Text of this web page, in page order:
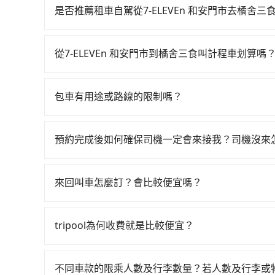
多有30班次高鐵可搭乘。假設從7-ELEVEn 和安
車，搭上小黃後約花54分鐘、車費2,000元後，抵
分鐘在轉乘與等車上，現在還不馬上來預約tripool！
是否推薦租車自駕從7-ELEVEn 和安門市去橘舍三
天就要來回，那在台北路邊可隨租隨借的iRent應
時40元路邊停車費用預估進去，但額外的汽車保
的車門仍未被修理，每一次租車都好像在開樂透
點仍有段距離，在遇到下雨天或者載行李時，就顯
從7-ELEVEn 和安門市到橘舍三食叫計程車划算嗎？
到車，也可考慮打電話至附近的計程車隊，如建
價格或服務品質上，tripool都是你從7-ELEVEn 和
包車有用途或路線的限制嗎？
清明掃墓、包車旅遊、參加喜宴/喪禮、就醫回診
出電子收據。
預約完成後如何確保司機一定會來接我？司機沒來
提供司機的姓名、電話、車牌、車型等資訊，如
來回叫車怎麼訂？會比較便宜嗎？
定。至於價格已經市場最優惠，並無特別針對來
tripool為何收費就是比較便宜？
為司機素質比較差、車上會有煙味、或者車齡過
不同車款的限乘人數及行李數量？若人數及行李或